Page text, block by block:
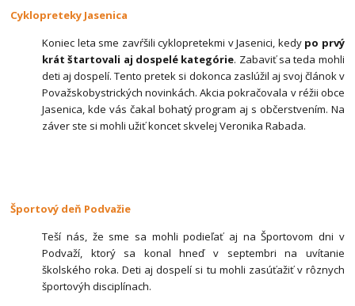
Cyklopreteky Jasenica
Koniec leta sme zavŕšili cyklopretekmi v Jasenici, kedy po prvý
krát štartovali aj dospelé kategórie. Zabaviť sa teda mohli
deti aj dospelí. Tento pretek si dokonca zaslúžil aj svoj článok v
Považskobystrických novinkách. Akcia pokračovala v réžii obce
Jasenica, kde vás čakal bohatý program aj s občerstvením. Na
záver ste si mohli užiť koncet skvelej Veronika Rabada.
Športový deň Podvažie
Teší nás, že sme sa mohli podieľať aj na Športovom dni v
Podvaží, ktorý sa konal hneď v septembri na uvítanie
školského roka. Deti aj dospelí si tu mohli zasúťažiť v rôznych
športovýh disciplínach.